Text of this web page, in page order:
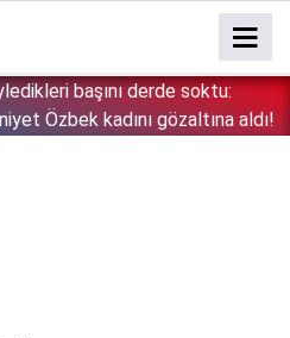
başını derde soktu:
Özbek kadını gözaltına aldı!